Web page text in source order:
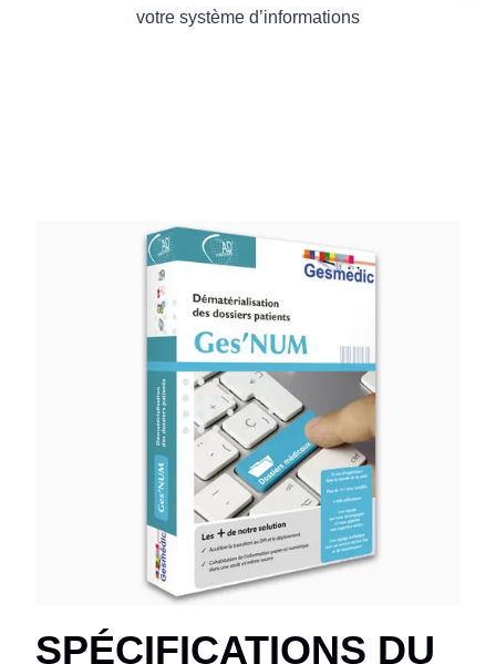
votre système d’informations
SPÉCIFICATIONS DU